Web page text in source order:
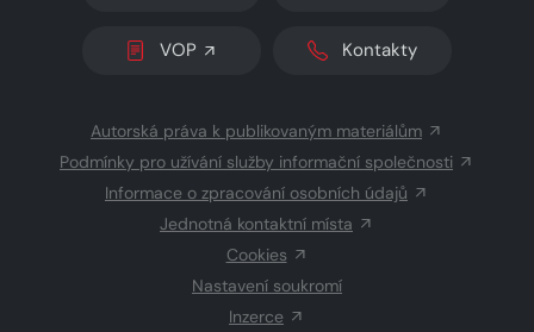
VOP Kontakty
Autorská práva k publikovaným materiálům
Podmínky pro užívání služby informační společnosti
Informace o zpracování osobních údajů
Jednotná kontaktní místa
Cookies
Nastavení soukromí
Inzerce